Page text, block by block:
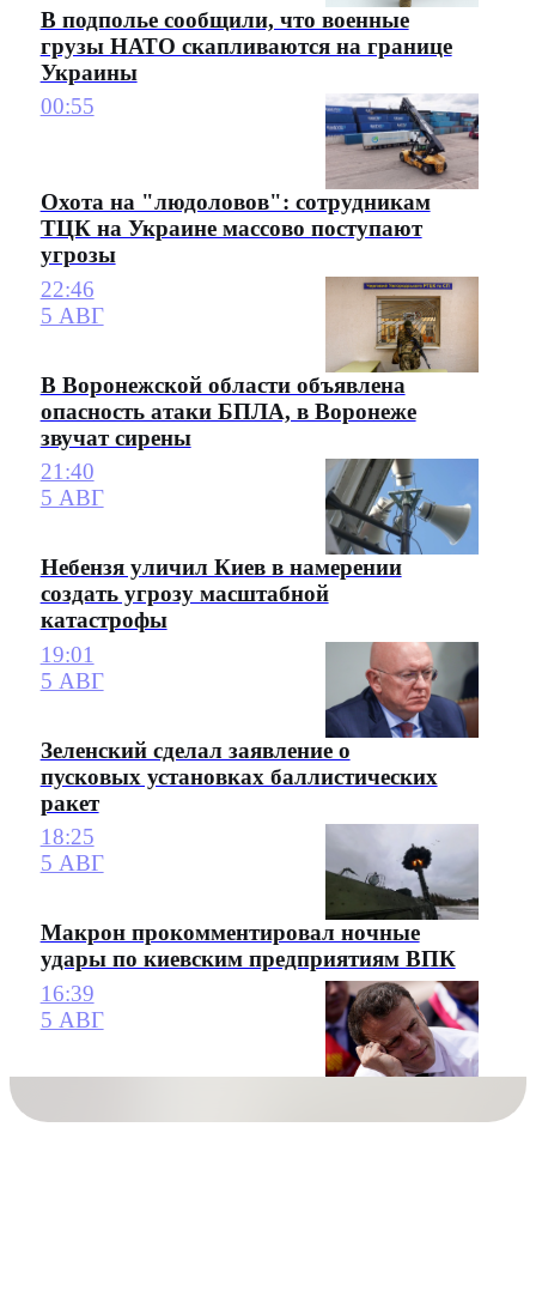
В подполье сообщили, что военные
грузы НАТО скапливаются на границе
Украины
00:55
Охота на "людоловов": сотрудникам
ТЦК на Украине массово поступают
угрозы
22:46
5 АВГ
В Воронежской области объявлена
опасность атаки БПЛА, в Воронеже
звучат сирены
21:40
5 АВГ
Небензя уличил Киев в намерении
создать угрозу масштабной
катастрофы
19:01
5 АВГ
Зеленский сделал заявление о
пусковых установках баллистических
ракет
18:25
5 АВГ
Макрон прокомментировал ночные
удары по киевским предприятиям ВПК
16:39
5 АВГ